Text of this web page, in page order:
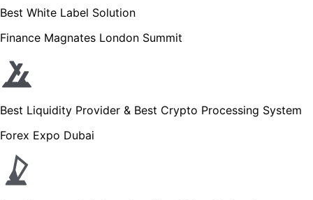
Best White Label Solution
Finance Magnates London Summit
Best Liquidity Provider & Best Crypto Processing System
Forex Expo Dubai